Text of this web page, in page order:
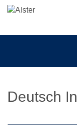
Deutsch